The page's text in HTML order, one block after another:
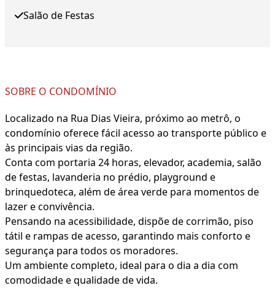
Salão de Festas
SOBRE O CONDOMÍNIO
Localizado na Rua Dias Vieira, próximo ao metrô, o
condomínio oferece fácil acesso ao transporte público e
às principais vias da região.
Conta com portaria 24 horas, elevador, academia, salão
de festas, lavanderia no prédio, playground e
brinquedoteca, além de área verde para momentos de
lazer e convivência.
Pensando na acessibilidade, dispõe de corrimão, piso
tátil e rampas de acesso, garantindo mais conforto e
segurança para todos os moradores.
Um ambiente completo, ideal para o dia a dia com
comodidade e qualidade de vida.